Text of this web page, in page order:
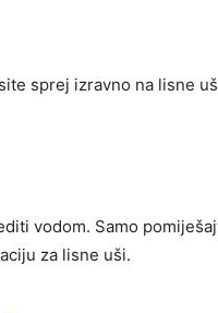
sprej izravno na lisne
vodom. Samo
za lisne uši.